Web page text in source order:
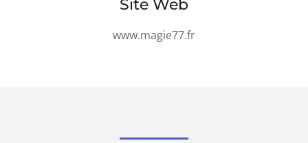
Site Web
www.magie77.fr